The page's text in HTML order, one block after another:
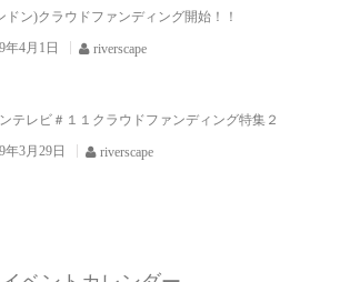
ドン)クラウドファンディング開始！！
年4月1日
riverscape
テレビ＃１１クラウドファンディング特集２
年3月29日
riverscape